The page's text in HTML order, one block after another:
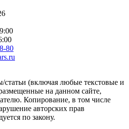
80
(включая любые текстовые и
на данном сайте,
Копирование, в том числе
авторских прав
по закону.